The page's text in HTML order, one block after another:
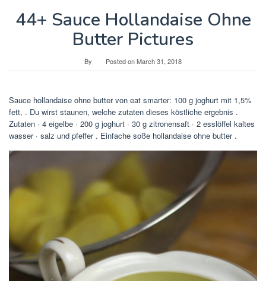
44+ Sauce Hollandaise Ohne
Butter Pictures
By Posted onMarch 31, 2018
Sauce hollandaise ohne butter von eat smarter: 100 g joghurt mit 1,5%
fett, . Du wirst staunen, welche zutaten dieses köstliche ergebnis .
Zutaten · 4 eigelbe · 200 g joghurt · 30 g zitronensaft · 2 esslöffel kaltes
wasser · salz und pfeffer . Einfache soße hollandaise ohne butter .